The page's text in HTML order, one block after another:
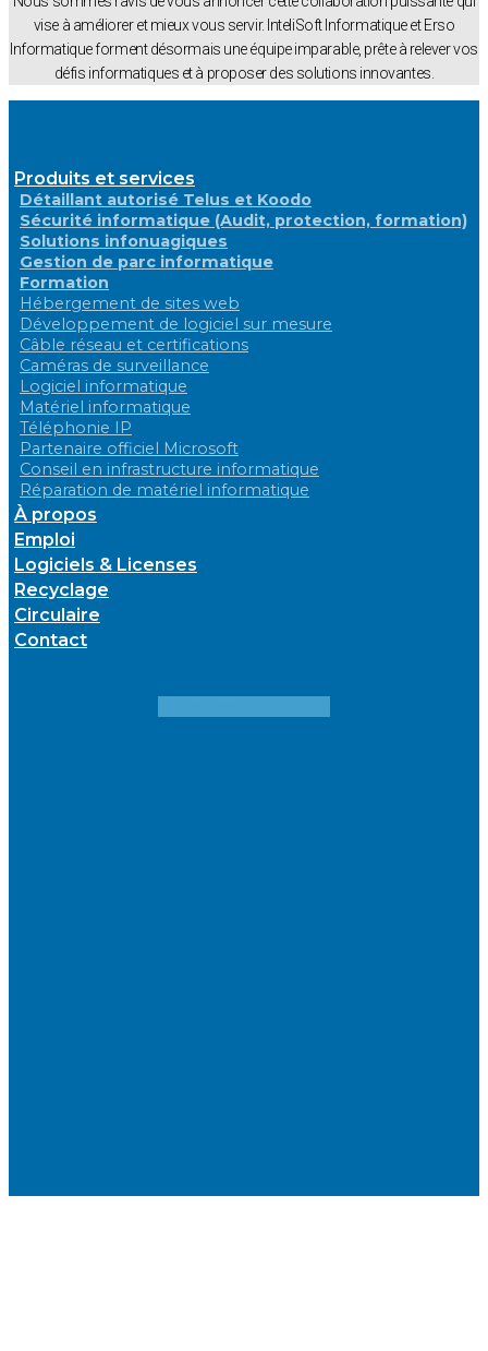
vise à améliorer et mieux vous servir. InteliSoft Informatique et Erso
Informatique forment désormais une équipe imparable, prête à relever vos
défis informatiques et à proposer des solutions innovantes.
Produits et services
Détaillant autorisé Telus et Koodo
Sécurité informatique (Audit, protection, formation)
Solutions infonuagiques
Gestion de parc informatique
Formation
Hébergement de sites web
Développement de logiciel sur mesure
Câble réseau et certifications
Caméras de surveillance
Logiciel informatique
Matériel informatique
Téléphonie IP
Partenaire officiel Microsoft
Conseil en infrastructure informatique
Réparation de matériel informatique
À propos
Emploi
Logiciels & Licenses
Recyclage
Circulaire
Contact